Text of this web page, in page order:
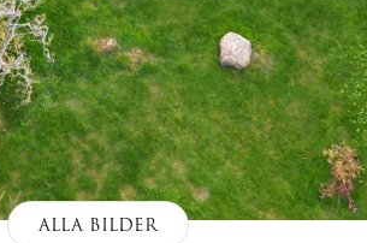
ALLA BILDER